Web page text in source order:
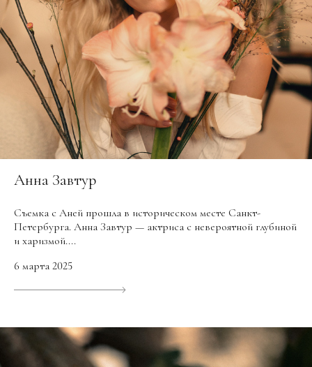
Анна Завтур
Съемка с Аней прошла в историческом месте Санкт-
Петербурга. Анна Завтур — актриса с невероятной глубиной
и харизмой....
6 марта 2025